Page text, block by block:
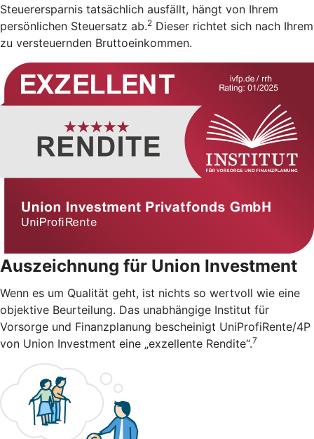
Steuerersparnis tatsächlich ausfällt, hängt von Ihrem
persönlichen Steuersatz ab.2 Dieser richtet sich nach Ihrem
zu versteuernden Bruttoeinkommen.
Auszeichnung für Union Investment
Wenn es um Qualität geht, ist nichts so wertvoll wie eine
objektive Beurteilung. Das unabhängige Institut für
Vorsorge und Finanzplanung bescheinigt UniProfiRente/4P
von Union Investment eine „exzellente Rendite“.7